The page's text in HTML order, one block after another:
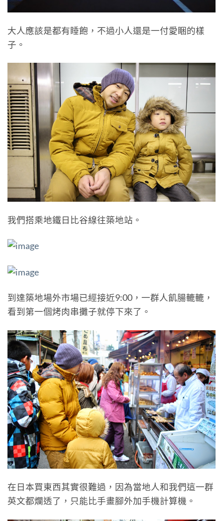
大人應該是都有睡飽，不過小人還是一付愛睏的樣
子。
我們搭乘地鐵日比谷線往築地站。
到達築地場外市場已經接近9:00，一群人飢腸轆轆，
看到第一個烤肉串攤子就停下來了。
在日本買東西其實很難過，因為當地人和我們這一群
英文都爛透了，只能比手畫腳外加手機計算機。